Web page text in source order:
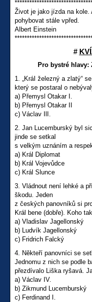
Život je jako jízda na
pohybovat stále vpřed.
Albert Einstein
#
Pro bystré hlavy:
1. „KráI železný a zlatý“
který se postaral o
a) Přemysl Otakar I.
b) Přemysl Otakar II
c) Václav IlI.
2. Jan Lucemburský byl
jinde se setkal
s velkým uznáním a
a) Král Diplomat
b) Král Vojevůdce
c) Král Slunce
3. Vládnout není lehké a
škodu. Jeden
z českých panovníků si
Král bene (dobře). Koho
a) Vladislav Jagellonský
b) Ludvík Jagellonský
c) Fridrich Falcký
4. Někteří panovníci se
Jednomu z nich se podle
přezdívalo Liška ryšavá.
a) Václav IV.
b) Zikmund Lucemburský
c) Ferdinand I.